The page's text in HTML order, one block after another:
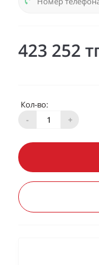
423 252
Кол-во:
-
+